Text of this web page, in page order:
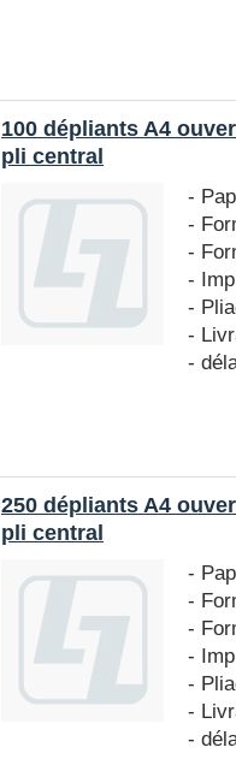
100 dépliants A4
pli central
-
-
-
-
-
-
-
250 dépliants A4
pli central
-
-
-
-
-
-
-